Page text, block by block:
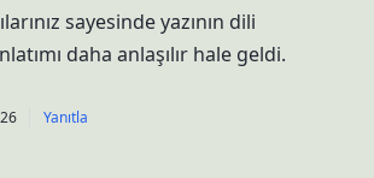
sayesinde yazının dili
daha anlaşılır hale geldi.
Yanıtla